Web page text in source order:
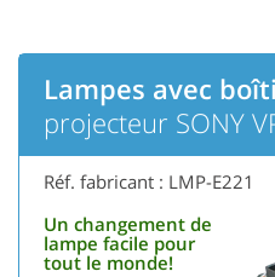
Lampes avec
projecteur SONY
Réf. fabricant : LMP-E221
Un changement de
lampe facile pour
tout le monde!